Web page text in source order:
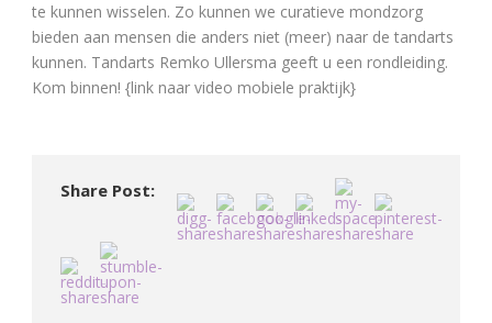
te kunnen wisselen. Zo kunnen we curatieve mondzorg
bieden aan mensen die anders niet (meer) naar de tandarts
kunnen. Tandarts Remko Ullersma geeft u een rondleiding.
Kom binnen! {link naar video mobiele praktijk}
Share Post: